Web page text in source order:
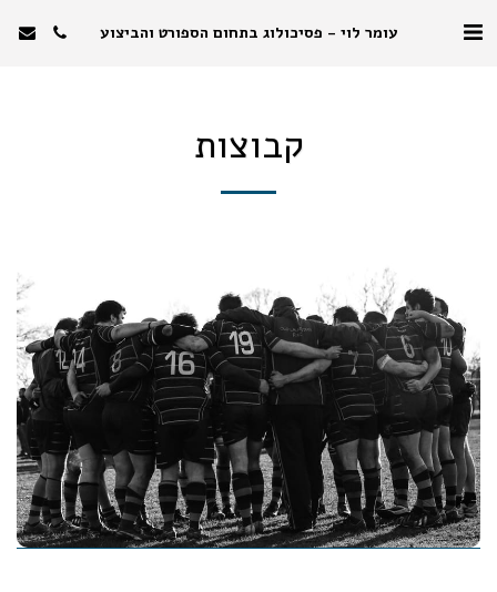
עומר לוי - פסיכולוג בתחום הספורט והביצוע
קבוצות